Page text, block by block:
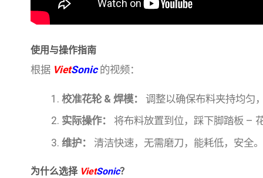
使用与操作指南
根据 VietSonic的视频：
校准花轮 & 焊模：
调整以确保布料夹持均匀
实际操作：
将布料放置到位，踩下脚踏板 –
维护：
清洁快速，无需磨刀，能耗低，安全。
为什么选择 VietSonic？